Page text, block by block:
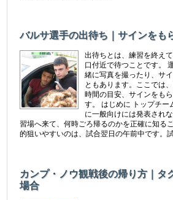
バルサ選手の出待ち｜サインをも
出待ちとは、練習を終え
口付近で待つことです。
緒に写真を撮ったり、サ
ともあります。ここでは
時間の目安、サインをも
す。 はじめに トップチー
に一般向けには発表され
習場へ来て、何時ごろ帰るのかを正確に知る
的狙いやすいのは、試合翌日の午前中です。試
カンプ・ノウ観戦後の帰り方｜タ
場合